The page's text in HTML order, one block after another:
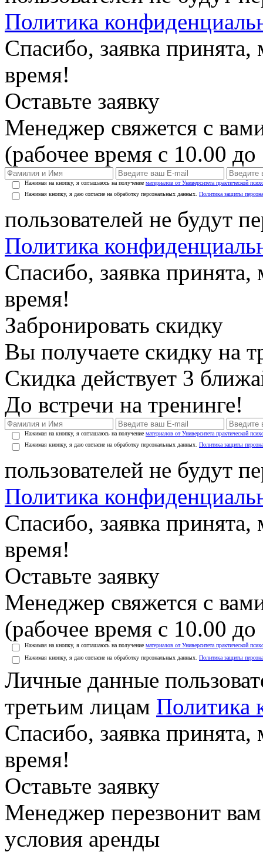
Политика
Спасибо, заявка
время!
Оставьте заявку
Менеджер свяжется с
(рабочее время с 10.00
Нажимая на кнопку, я соглашаюсь на получение материалов от Университета практической
Нажимая кнопку, я даю согласие на обработку персональных данных. Политика защиты
пользователей не будут
Политика
Спасибо, заявка
время!
Забронировать скидку
Вы получаете скидку на
Скидка действует 3
До встречи на тренинге!
Нажимая на кнопку, я соглашаюсь на получение материалов от Университета практической
Нажимая кнопку, я даю согласие на обработку персональных данных. Политика защиты
пользователей не будут
Политика
Спасибо, заявка
время!
Оставьте заявку
Менеджер свяжется с
(рабочее время с 10.00
Нажимая на кнопку, я соглашаюсь на получение материалов от Университета практической
Нажимая кнопку, я даю согласие на обработку персональных данных. Политика защиты
Личные данные
третьим лицам Политика
Спасибо, заявка
время!
Оставьте заявку
Менеджер перезвонит
условия аренды